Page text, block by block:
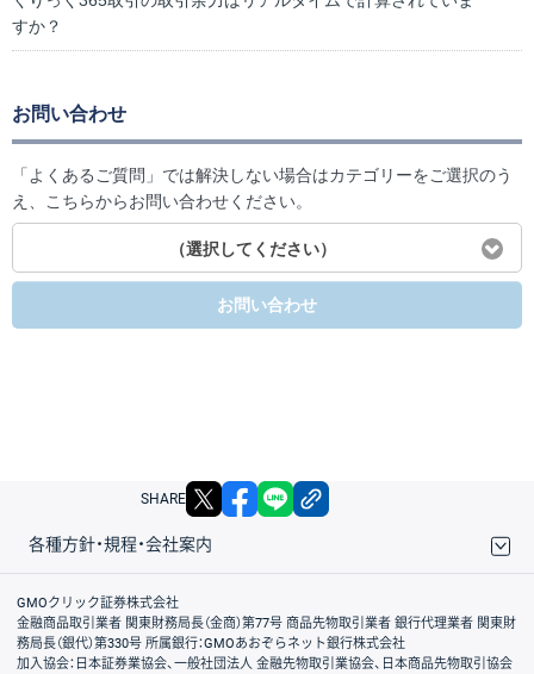
すか？
お問い合わせ
「よくあるご質問」では解決しない場合はカテゴリーをご選択のう
え、こちらからお問い合わせください。
（選択してください）
お問い合わせ
SHARE X facebook
各種方針・規程・会社案内
取引規程・約款
サイトマップ
その他のご案内
個人情報保護方針
最良執行方針
サイトのご利用について
ディスクレイマー
信託保全
リスク説明
会社案内
GMOクリック証券株式会社
金融商品取引業者 関東財務局長（金商）第77号 商品先物取引業者 銀行代理業者 関東財
務局長（銀代）第330号 所属銀行：GMOあおぞらネット銀行株式会社
加入協会：日本証券業協会、一般社団法人 金融先物取引業協会、日本商品先物取引協会